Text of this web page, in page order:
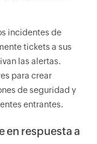
incidentes de
tickets a sus
las alertas.
para crear
de seguridad y
entrantes.
en respuesta a